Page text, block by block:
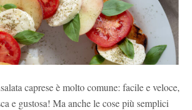
caprese è molto comune: facile e veloce,
e gustosa! Ma anche le cose più semplici